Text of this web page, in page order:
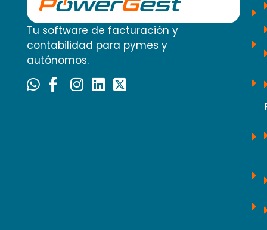
Tu software de facturación y
contabilidad para pymes y
autónomos.